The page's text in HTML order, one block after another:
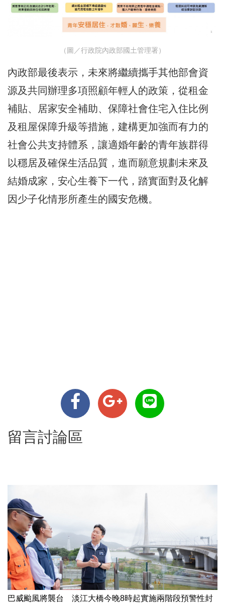
（圖／行政院內政部國土管理署）
內政部最後表示，未來將繼續攜手其他部會資
源及共同辦理多項照顧年輕人的政策，從租金
補貼、居家安全補助、保障社會住宅入住比例
及租屋保障升級等措施，建構更加強而有力的
社會公共支持體系，讓適婚年齡的青年族群得
以穩居及確保生活品質，進而願意規劃未來及
結婚成家，安心生養下一代，踏實面對及化解
因少子化情形所產生的國安危機。
留言討論區
巴威颱風將襲台 淡江大橋今晚8時起實施兩階段預警性封